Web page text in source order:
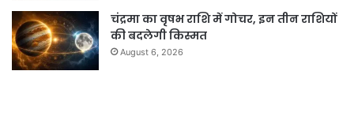
चंद्रमा का वृषभ राशि में गोचर, इन तीन राशियों
की बदलेगी किस्मत
August 6, 2026